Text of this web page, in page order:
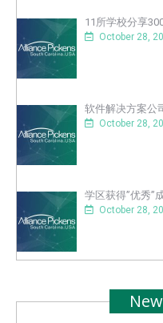
11所学校分享
October 28,
软件解决方案公
October 28,
学区获得”优秀”
October 28,